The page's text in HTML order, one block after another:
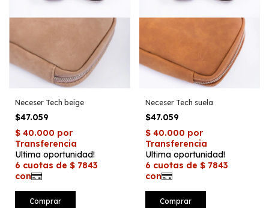
Neceser Tech beige
$47.059
Neceser Tech suela
$47.059